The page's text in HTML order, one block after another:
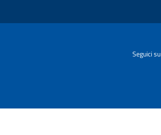
Seguici su